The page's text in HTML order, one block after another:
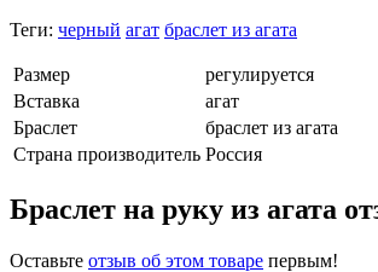
Теги: черный агат браслет из агата
Размер
регулируется
Вставка
агат
Браслет
браслет из агата
Страна производитель Россия
Браслет на руку из агата
Оставьте отзыв об этом товаре первым!